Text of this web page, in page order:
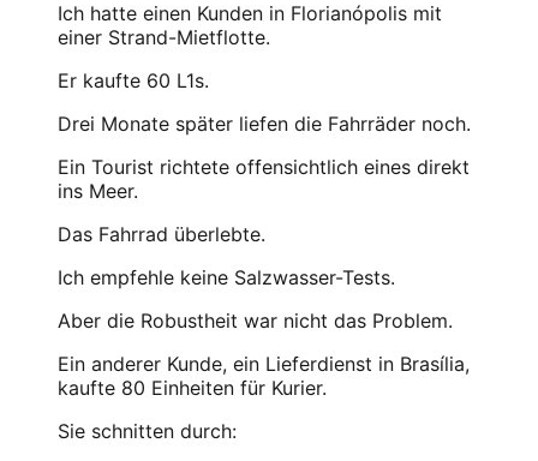
Ich hatte einen Kunden in Florianópolis mit
einer Strand-Mietflotte.
Er kaufte 60 L1s.
Drei Monate später liefen die Fahrräder noch.
Ein Tourist richtete offensichtlich eines direkt
ins Meer.
Das Fahrrad überlebte.
Ich empfehle keine Salzwasser-Tests.
Aber die Robustheit war nicht das Problem.
Ein anderer Kunde, ein Lieferdienst in Brasília,
kaufte 80 Einheiten für Kurier.
Sie schnitten durch: